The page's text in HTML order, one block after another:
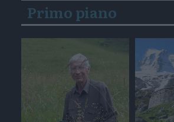
Primo piano